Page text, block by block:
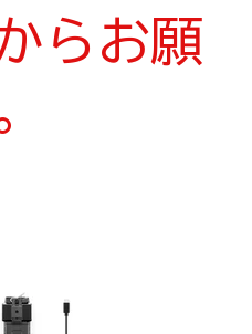
らお願